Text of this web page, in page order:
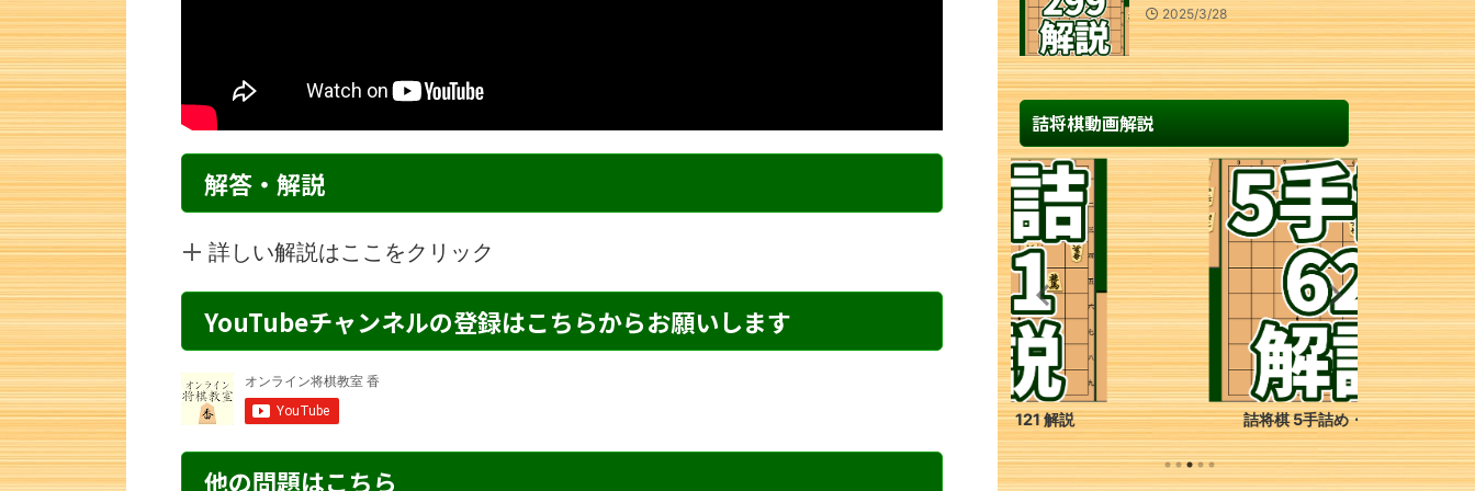
解答・解説
詳しい解説はここをクリック
YouTubeチャンネルの登録はこちらからお願いします
他の問題はこちら
2025/3/28
詰将棋動画解説
詰将棋 6手詰め・280 解説 詰将棋 5手詰め・62 解説 詰